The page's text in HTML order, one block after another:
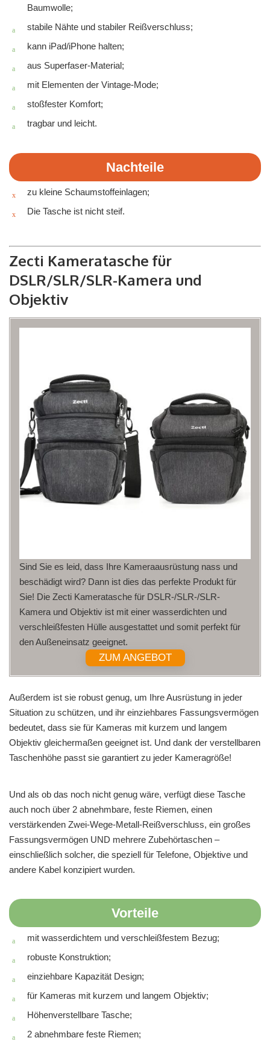
Baumwolle;
stabile Nähte und stabiler Reißverschluss;
kann iPad/iPhone halten;
aus Superfaser-Material;
mit Elementen der Vintage-Mode;
stoßfester Komfort;
tragbar und leicht.
Nachteile
zu kleine Schaumstoffeinlagen;
Die Tasche ist nicht steif.
Zecti Kameratasche für
DSLR/SLR/SLR-Kamera und
Objektiv
Sind Sie es leid, dass Ihre Kameraausrüstung nass und
beschädigt wird? Dann ist dies das perfekte Produkt für
Sie! Die Zecti Kameratasche für DSLR-/SLR-/SLR-
Kamera und Objektiv ist mit einer wasserdichten und
verschleißfesten Hülle ausgestattet und somit perfekt für
den Außeneinsatz geeignet.
ZUM ANGEBOT
Außerdem ist sie robust genug, um Ihre Ausrüstung in jeder
Situation zu schützen, und ihr einziehbares Fassungsvermögen
bedeutet, dass sie für Kameras mit kurzem und langem
Objektiv gleichermaßen geeignet ist. Und dank der verstellbaren
Taschenhöhe passt sie garantiert zu jeder Kameragröße!
Und als ob das noch nicht genug wäre, verfügt diese Tasche
auch noch über 2 abnehmbare, feste Riemen, einen
verstärkenden Zwei-Wege-Metall-Reißverschluss, ein großes
Fassungsvermögen UND mehrere Zubehörtaschen –
einschließlich solcher, die speziell für Telefone, Objektive und
andere Kabel konzipiert wurden.
Vorteile
mit wasserdichtem und verschleißfestem Bezug;
robuste Konstruktion;
einziehbare Kapazität Design;
für Kameras mit kurzem und langem Objektiv;
Höhenverstellbare Tasche;
2 abnehmbare feste Riemen;